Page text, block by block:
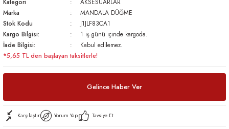
Kategori
AKSESUARLAR
Marka
MANDALA DÜĞME
Stok Kodu
J1JLF83CA1
Kargo Bilgisi:
1 iş günü içinde kargoda.
İade Bilgisi:
Kabul edilemez.
*5,65 TL den başlayan taksitlerle!
Gelince Haber Ver
Karşılaştır Yorum Yap Tavsiye Et